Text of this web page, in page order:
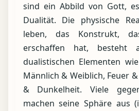
sind ein Abbild von Gott,
Dualität. Die physische
leben, das Konstrukt,
erschaffen hat, besteht
dualistischen Elementen
Männlich & Weiblich, Feuer
& Dunkelheit. Viele
machen seine Sphäre aus